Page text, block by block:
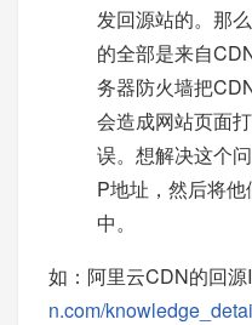
发回源站的。那
的全部是来自
务器防火墙把
会造成网站页面
误。想解决这个
P地址，然后将
中。
如：阿里云CDN的回源
n.com/